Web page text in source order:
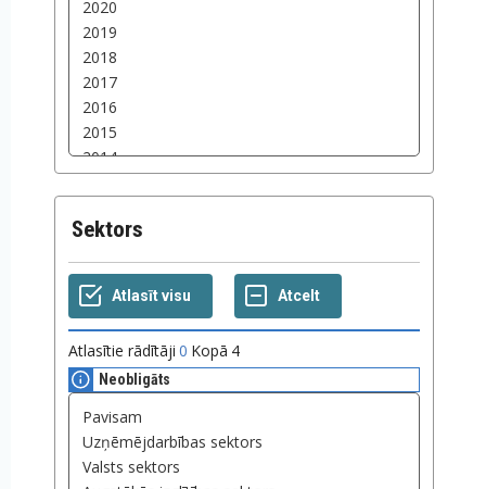
Sektors
Atlasītie rādītāji 0 Kopā 4
Neobligāts